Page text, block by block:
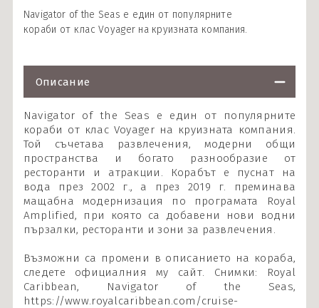
Navigator of the Seas е един от популярните
кораби от клас Voyager на круизната компания.
Описание
Navigator of the Seas е един от популярните
кораби от клас Voyager на круизната компания.
Той съчетава развлечения, модерни общи
пространства и богато разнообразие от
ресторанти и атракции. Корабът е пуснат на
вода през 2002 г., а през 2019 г. преминава
мащабна модернизация по програмата Royal
Amplified, при която са добавени нови водни
пързалки, ресторанти и зони за развлечения.
Възможни са промени в описанието на кораба,
следете официалния му сайт. Снимки: Royal
Caribbean, Navigator of the Seas,
https://www.royalcaribbean.com/cruise-